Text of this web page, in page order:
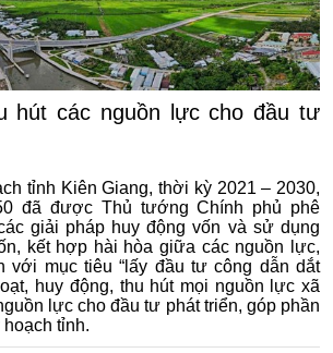
hút các nguồn lực cho đầu tư
tỉnh Kiên Giang, thời kỳ 2021 – 2030,
đã được Thủ tướng Chính phủ phê
giải pháp huy động vốn và sử dụng
kết hợp hài hòa giữa các nguồn lực,
với mục tiêu “lấy đầu tư công dẫn dắt
huy động, thu hút mọi nguồn lực xã
lực cho đầu tư phát triển, góp phần
tỉnh.